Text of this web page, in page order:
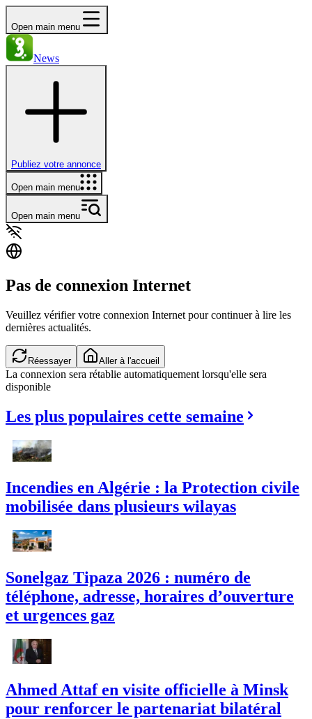
Open main menu
News
Publiez votre annonce
Open main menu
Open main menu
Pas de connexion Internet
Veuillez vérifier votre connexion Internet pour continuer à lire les
dernières actualités.
Réessayer Aller à l'accueil
La connexion sera rétablie automatiquement lorsqu'elle sera
disponible
Les plus populaires cette semaine
Incendies en Algérie : la Protection civile
mobilisée dans plusieurs wilayas
Sonelgaz Tipaza 2026 : numéro de
téléphone, adresse, horaires d’ouverture
et urgences gaz
Ahmed Attaf en visite officielle à Minsk
pour renforcer le partenariat bilatéral